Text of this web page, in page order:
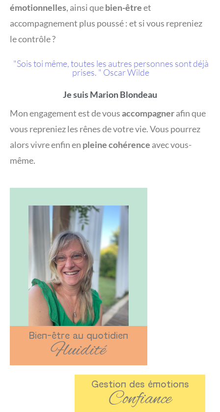
émotionnelles, ainsi quebien-êtreet
accompagnement plus poussé : et si vous repreniez
le contrôle ?
"Sois toi même, toutes les autres personnes sont déjà
prises. " Oscar Wilde
Je suis Marion Blondeau
Mon engagement est de vousaccompagnerafin que
vous repreniez les rênes de votre vie. Vous pourrez
alors vivre enfin en pleine cohérence avec vous-
même.
Bien-être au quotidien
Fluidité
Gestion des émotions
Confiance